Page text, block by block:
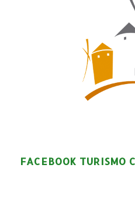
FACEBOOK TURISMO